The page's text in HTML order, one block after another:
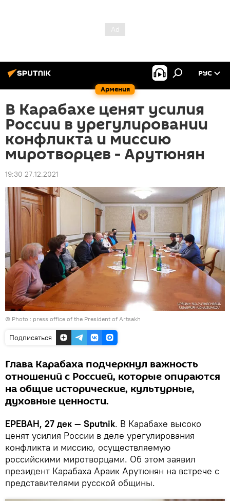
Армения
РУС
В Карабахе ценят усилия
России в урегулировании
конфликта и миссию
миротворцев - Арутюнян
19:30 27.12.2021
© Photo : press office of the President of Artsakh
Подписаться
Глава Карабаха подчеркнул важность
отношений с Россией, которые опираются
на общие исторические, культурные,
духовные ценности.
ЕРЕВАН, 27 дек — Sputnik. В Карабахе высоко
ценят усилия России в деле урегулирования
конфликта и миссию, осуществляемую
российскими миротворцами. Об этом заявил
президент Карабаха Араик Арутюнян на встрече с
представителями русской общины.